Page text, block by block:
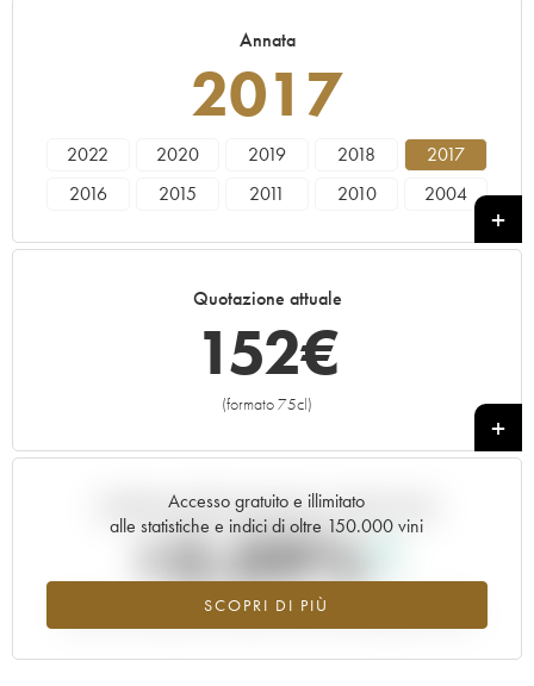
Annata
2017
2022 2020 2019 2018
2017
2016
2015 2011 2010
2004
Quotazione attuale
152€
(formato 75cl)
+
Accesso gratuito e illimitato
alle statistiche e indici di oltre 150.000 vini
SCOPRI DI PIÙ
Andamento della quotazione in tempo reale
+3.09%
Valore in aumento per l'annata 2017 nel 2026 rispetto al 2025